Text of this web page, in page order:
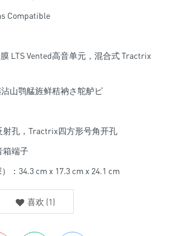
Compatible
LTS Vented高音单元，混合式 Tractrix
山鹗艋旌鲜秸衲さ鸵舻ピ
射孔，Tractrix四方形号角开孔
箱端子
：34.3 cm x 17.3 cm x 24.1 cm
喜欢 (1)